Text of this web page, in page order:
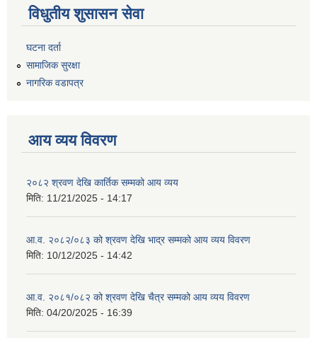
विधुतीय शुसासन सेवा
घटना दर्ता
सामाजिक सुरक्षा
नागरिक वडापत्र
आय व्यय विवरण
२०८२ श्रवण देखि कार्तिक सम्मको आय व्यय
मिति: 11/21/2025 - 14:17
आ.व. २०८२/०८३ को श्रवण देखि भाद्र सम्मको आय व्यय विवरण
मिति: 10/12/2025 - 14:42
आ.व. २०८१/०८२ को श्रवण देखि चैत्र सम्मको आय व्यय विवरण
मिति: 04/20/2025 - 16:39